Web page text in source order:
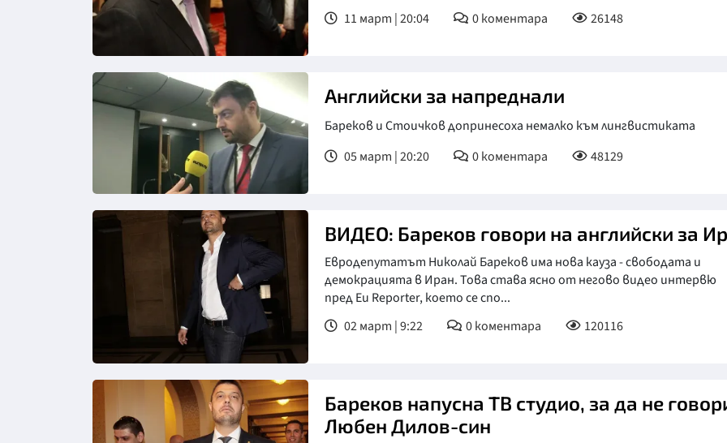
11 март | 20:04
0коментара 26148
Английски за напреднали
Бареков и Стоичков допринесоха немалко към лингвистиката
05 март | 20:20
0коментара 48129
ВИДЕО: Бареков говори на английски за
Евродепутатът Николай Бареков има нова кауза - свободата и
демокрацията в Иран. Това става ясно от негово видео интервю
пред Eu Reporter, което се спо...
02 март | 9:22
0коментара 120116
Бареков напусна ТВ студио, за да не
Любен Дилов-син